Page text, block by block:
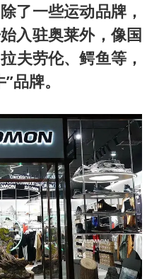
除了一些运动品牌，
入驻奥莱外，像国
夫劳伦、鳄鱼等，
品牌。